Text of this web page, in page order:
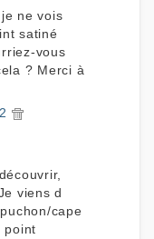
ne vois
satiné
vous
? Merci à
viens d
cape
point